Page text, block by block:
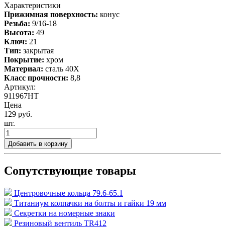
Характеристики
Прижимная поверхность: конус
Резьба: 9/16-18
Высота: 49
Ключ: 21
Тип: закрытая
Покрытие: хром
Материал: сталь 40X
Класс прочности: 8,8
Артикул:
911967HT
Цена
129 руб.
шт.
Добавить в корзину
Сопутствующие товары
Центровочные кольца 79.6-65.1
Титаниум колпачки на болты и гайки 19 мм
Секретки на номерные знаки
Резиновый вентиль TR412